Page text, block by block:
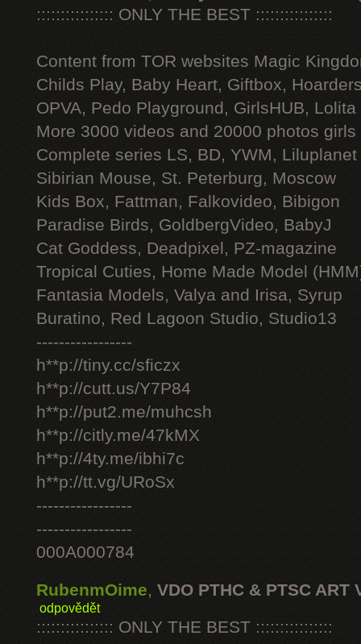
:::::::::::::::: ONLY THE BEST ::::::::::::::::
Content from TOR websites Magic
Childs Play, Baby Heart, Giftbox,
OPVA, Pedo Playground, GirlsHUB, Lolita
More 3000 videos and 20000 photos
Complete series LS, BD, YWM, Liluplanet
Sibirian Mouse, St. Peterburg, Moscow
Kids Box, Fattman, Falkovideo, Bibigon
Paradise Birds, GoldbergVideo, BabyJ
Cat Goddess, Deadpixel, PZ-magazine
Tropical Cuties, Home Made Model
Fantasia Models, Valya and Irisa, Syrup
Buratino, Red Lagoon Studio, Studio13
-----------------
h**p://tiny.cc/sficzx
h**p://cutt.us/Y7P84
h**p://put2.me/muhcsh
h**p://citly.me/47kMX
h**p://4ty.me/ibhi7c
h**p://tt.vg/URoSx
-----------------
-----------------
000A000784
RubenmOime, VDO PTHC & PTSC ART
odpovědět
:::::::::::::::: ONLY THE BEST ::::::::::::::::